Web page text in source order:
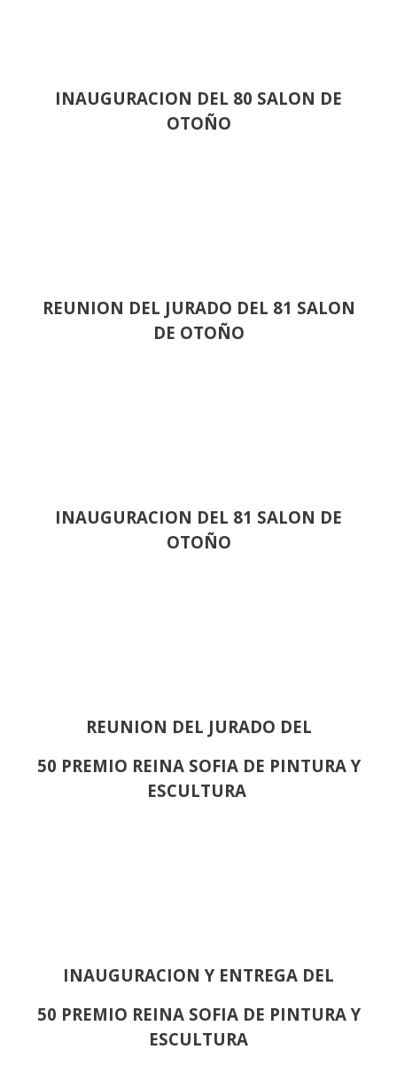
INAUGURACION DEL 80 SALON DE
OTOÑO
REUNION DEL JURADO DEL 81 SALON
DE OTOÑO
INAUGURACION DEL 81 SALON DE
OTOÑO
REUNION DEL JURADO DEL
50 PREMIO REINA SOFIA DE PINTURA Y
ESCULTURA
INAUGURACION Y ENTREGA DEL
50 PREMIO REINA SOFIA DE PINTURA Y
ESCULTURA